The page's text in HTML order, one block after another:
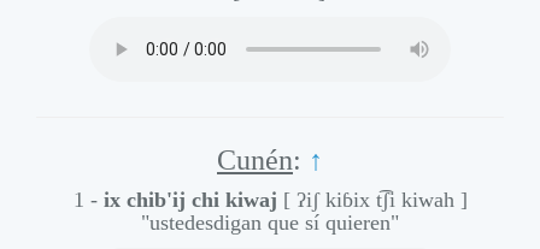
Cunén: ↑
1 - ix chib'ij chi kiwaj [ ʔiʃ kiɓix t͡ʃi kiwah ]
"ustedesdigan que sí quieren"